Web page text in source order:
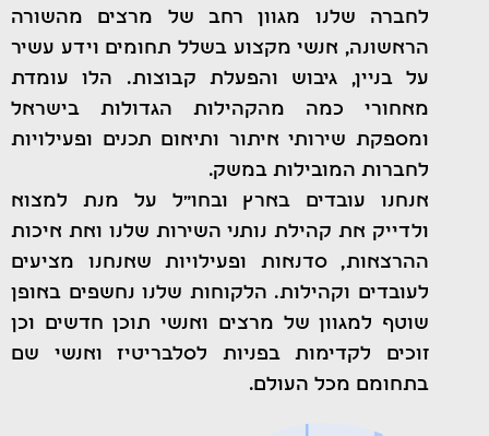
לחברה שלנו מגוון רחב של מרצים מהשורה
הראשונה, אנשי מקצוע בשלל תחומים וידע עשיר
על בניין, גיבוש והפעלת קבוצות. הלו עומדת
מאחורי כמה מהקהילות הגדולות בישראל
ומספקת שירותי איתור ותיאום תכנים ופעילויות
לחברות המובילות במשק.
אנחנו עובדים בארץ ובחו”ל על מנת למצוא
ולדייק את קהילת נותני השירות שלנו ואת איכות
ההרצאות, סדנאות ופעילויות שאנחנו מציעים
לעובדים וקהילות. הלקוחות שלנו נחשפים באופן
שוטף למגוון של מרצים ואנשי תוכן חדשים וכן
זוכים לקדימות בפניות לסלבריטיז ואנשי שם
בתחומם מכל העולם.